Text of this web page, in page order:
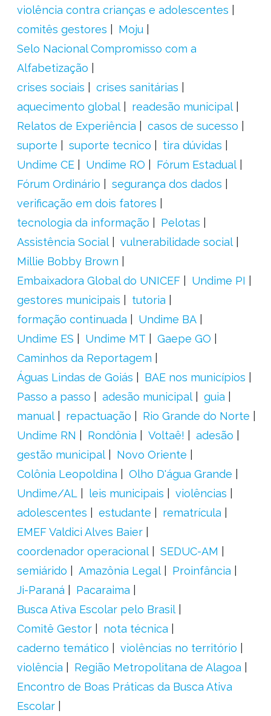
violência contra crianças e adolescentes
comitês gestores
Moju
Selo Nacional Compromisso com a
Alfabetização
crises sociais
crises sanitárias
aquecimento global
readesão municipal
Relatos de Experiência
casos de sucesso
suporte
suporte tecnico
tira dúvidas
Undime CE
Undime RO
Fórum Estadual
Fórum Ordinário
segurança dos dados
verificação em dois fatores
tecnologia da informação
Pelotas
Assistência Social
vulnerabilidade social
Millie Bobby Brown
Embaixadora Global do UNICEF
Undime PI
gestores municipais
tutoria
formação continuada
Undime BA
Undime ES
Undime MT
Gaepe GO
Caminhos da Reportagem
Águas Lindas de Goiás
BAE nos municípios
Passo a passo
adesão municipal
guia
manual
repactuação
Rio Grande do Norte
Undime RN
Rondônia Voltaê!
adesão
gestão municipal
Novo Oriente
Colônia Leopoldina
Olho D'água Grande
Undime/AL
leis municipais
violências
adolescentes
estudante
rematrícula
EMEF Valdici Alves Baier
coordenador operacional
SEDUC-AM
semiárido
Amazônia Legal
Proinfância
Ji-Paraná
Pacaraima
Busca Ativa Escolar pelo Brasil
Comitê Gestor
nota técnica
caderno temático
violências no território
violência
Região Metropolitana de Alagoa
Encontro de Boas Práticas da Busca Ativa
Escolar